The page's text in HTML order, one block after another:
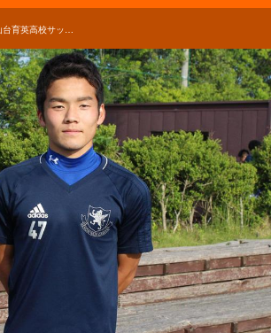
【仙台育英高校サッカー部】堀江凛太郎のキャプテンはつらいよ！？